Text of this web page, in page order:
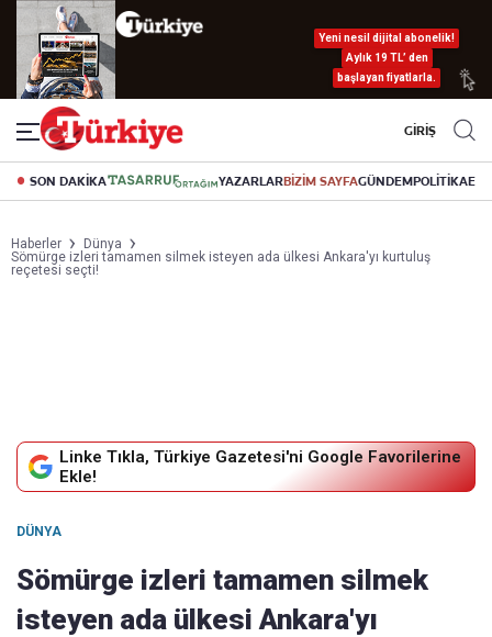
Yeni nesil dijital abonelik!
Aylık 19 TL’ den
başlayan fiyatlarla.
GİRİŞ
SON DAKİKA YAZARLARBİZİM SAYFAGÜNDEMPOLİTİKA
Haberler
Dünya
Sömürge izleri tamamen silmek isteyen ada ülkesi Ankara'yı kurtuluş
reçetesi seçti!
Linke Tıkla, Türkiye Gazetesi'ni Google Favorilerine
Ekle!
DÜNYA
Sömürge izleri tamamen silmek
isteyen ada ülkesi Ankara'yı